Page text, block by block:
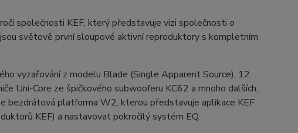
společnosti KEF, který představuje vizi společnosti o
světově první sloupové aktivní reproduktory s kompletním
vyzařování z modelu Blade (Single Apparent Source), 12.
Uni-Core ze špičkového subwooferu KC62 a mnoho dalších,
bezdrátová platforma W2, kterou představuje aplikace KEF
KEF) a nastavovat pokročilý systém EQ.